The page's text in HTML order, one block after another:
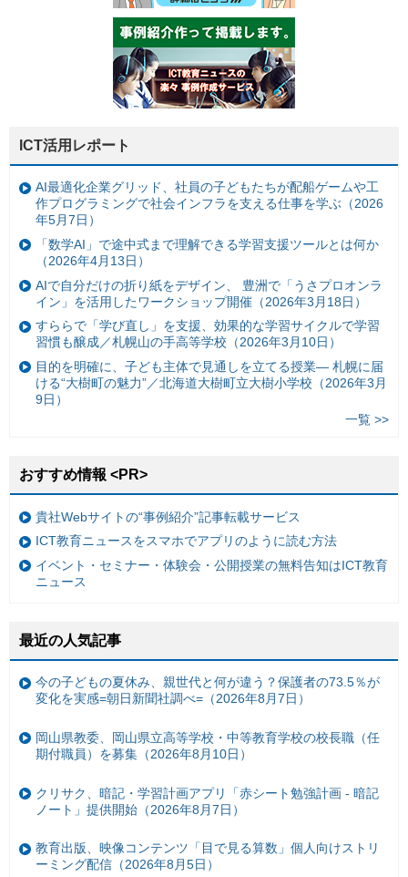
ICT活用レポート
AI最適化企業グリッド、社員の子どもたちが配船ゲームや工
作プログラミングで社会インフラを支える仕事を学ぶ（2026
年5月7日）
「数学AI」で途中式まで理解できる学習支援ツールとは何か
（2026年4月13日）
AIで自分だけの折り紙をデザイン、 豊洲で「うさプロオンラ
イン」を活用したワークショップ開催（2026年3月18日）
すららで「学び直し」を支援、効果的な学習サイクルで学習
習慣も醸成／札幌山の手高等学校（2026年3月10日）
目的を明確に、子ども主体で見通しを立てる授業— 札幌に届
ける“大樹町の魅力”／北海道大樹町立大樹小学校（2026年3月
9日）
一覧 >>
おすすめ情報 <PR>
貴社Webサイトの“事例紹介”記事転載サービス
ICT教育ニュースをスマホでアプリのように読む方法
イベント・セミナー・体験会・公開授業の無料告知はICT教育
ニュース
最近の人気記事
今の子どもの夏休み、親世代と何が違う？保護者の73.5％が
変化を実感=朝日新聞社調べ=（2026年8月7日）
岡山県教委、岡山県立高等学校・中等教育学校の校長職（任
期付職員）を募集（2026年8月10日）
クリサク、暗記・学習計画アプリ「赤シート勉強計画 - 暗記
ノート」提供開始（2026年8月7日）
教育出版、映像コンテンツ「目で見る算数」個人向けストリ
ーミング配信（2026年8月5日）